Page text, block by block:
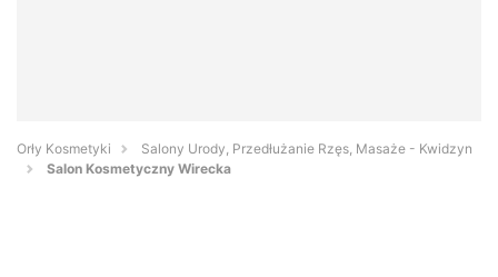
Orły Kosmetyki
Salony Urody, Przedłużanie Rzęs, Masaże - Kwidzyn
Salon Kosmetyczny Wirecka